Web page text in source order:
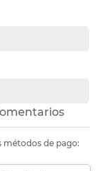
métodos de pago: